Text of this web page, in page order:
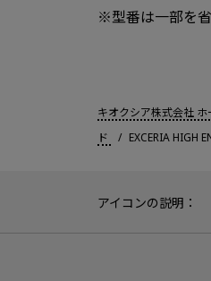
※型番は一部を
キオクシア株式会社 ホ
ド
EXCERIA HIGH
アイコンの説明：